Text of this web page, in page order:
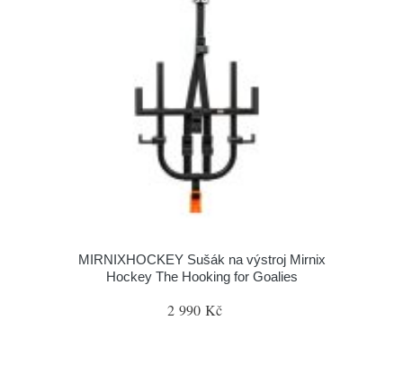
MIRNIXHOCKEY Sušák na výstroj Mirnix
Hockey The Hooking for Goalies
2 990 Kč